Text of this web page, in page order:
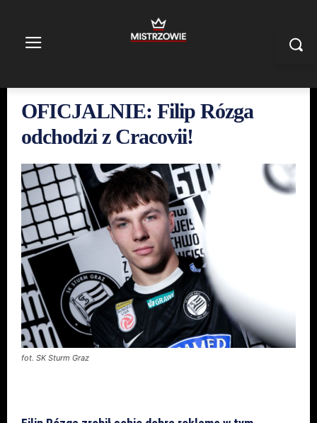
OFICJALNIE: Filip Rózga
odchodzi z Cracovii!
fot. SK Sturm Graz